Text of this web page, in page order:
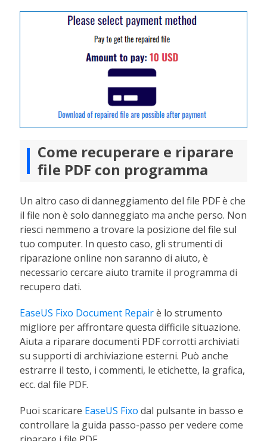
Come recuperare e riparare
file PDF con programma
Un altro caso di danneggiamento del file PDF è che
il file non è solo danneggiato ma anche perso. Non
riesci nemmeno a trovare la posizione del file sul
tuo computer. In questo caso, gli strumenti di
riparazione online non saranno di aiuto, è
necessario cercare aiuto tramite il programma di
recupero dati.
EaseUS Fixo Document Repairè lo strumento
migliore per affrontare questa difficile situazione.
Aiuta a riparare documenti PDF corrotti archiviati
su supporti di archiviazione esterni. Può anche
estrarre il testo, i commenti, le etichette, la grafica,
ecc. dal file PDF.
Puoi scaricare EaseUS Fixo dal pulsante in basso e
controllare la guida passo-passo per vedere come